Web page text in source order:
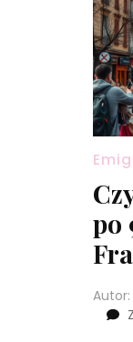
po
Autor: